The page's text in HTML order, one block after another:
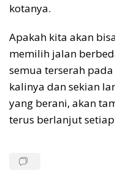
kotanya.
Apakah kita akan
memilih jalan
semua terserah
kalinya dan sekian
yang berani, akan
terus berlanjut